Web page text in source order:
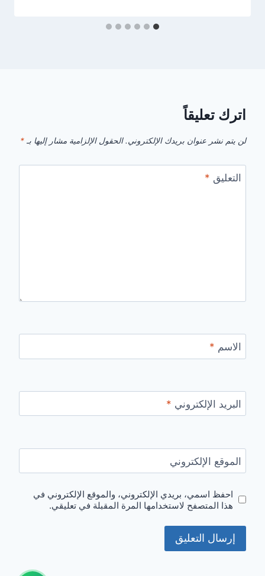
اترك تعليقاً
لن يتم نشر عنوان بريدك الإلكتروني. الحقول الإلزامية مشار إليها بـ *
التعليق *
الاسم *
البريد الإلكتروني *
الموقع الإلكتروني
احفظ اسمي، بريدي الإلكتروني، والموقع الإلكتروني في
هذا المتصفح لاستخدامها المرة المقبلة في تعليقي.